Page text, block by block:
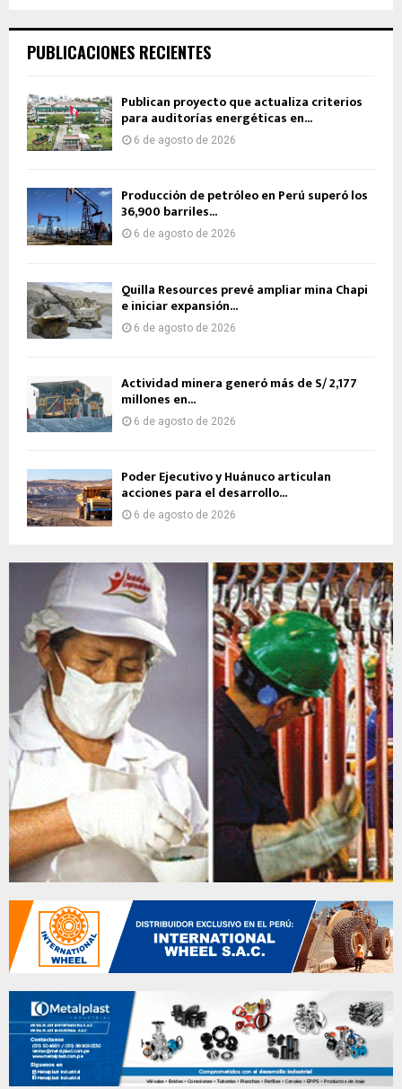
PUBLICACIONES RECIENTES
Publican proyecto que actualiza criterios
para auditorías energéticas en...
6 de agosto de 2026
Producción de petróleo en Perú superó los
36,900 barriles...
6 de agosto de 2026
Quilla Resources prevé ampliar mina Chapi
e iniciar expansión...
6 de agosto de 2026
Actividad minera generó más de S/ 2,177
millones en...
6 de agosto de 2026
Poder Ejecutivo y Huánuco articulan
acciones para el desarrollo...
6 de agosto de 2026